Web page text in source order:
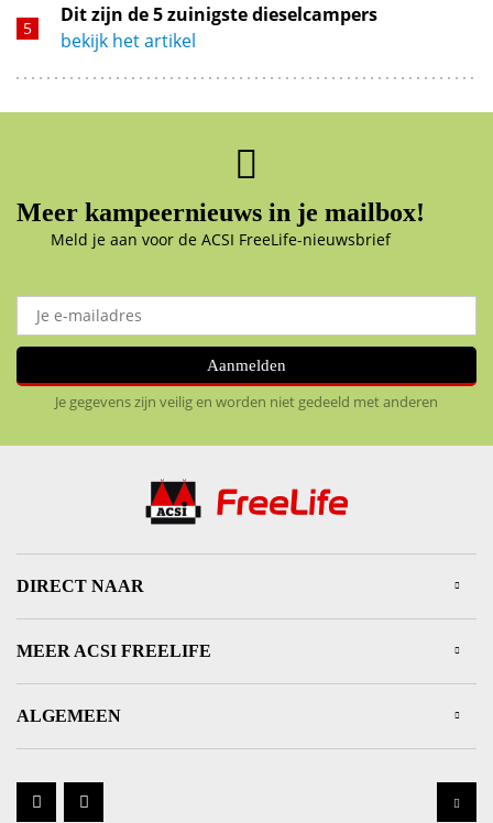
Dit zijn de 5 zuinigste dieselcampers
bekijk het artikel
Meer kampeernieuws in je mailbox!
Meld je aan voor de ACSI FreeLife-nieuwsbrief
Aanmelden
Je gegevens zijn veilig en worden niet gedeeld met anderen
DIRECT NAAR
MEER ACSI FREELIFE
ALGEMEEN